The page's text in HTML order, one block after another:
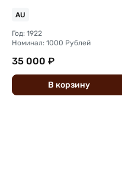
AU
Год: 1922
Номинал: 1000 Рублей
35 000 ₽
В корзину